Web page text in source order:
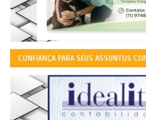
CONFIANÇA PARA SEUS ASSUNTOS